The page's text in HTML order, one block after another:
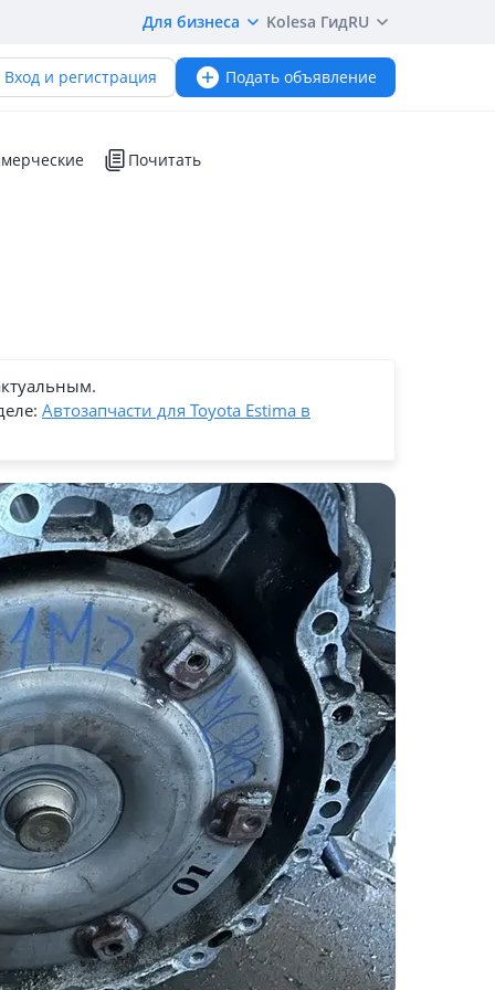
Для бизнеса Kolesa ГидRU
Вход и регистрация Подать объявление
Почитать
Автозапчасти для Toyota Estima в